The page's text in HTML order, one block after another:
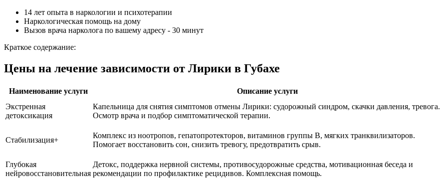
14 лет опыта в наркологии и психотерапии
Наркологическая помощь на дому
Вызов врача нарколога по вашему адресу - 30 минут
Краткое содержание:
Цены на лечение зависимости от Лирики в Губахе
Наименование услуги Описание услуги
Экстренная
детоксикация
Капельница для снятия симптомов отмены Лирики: судорожный синдром, скачки давления, тревога.
Осмотр врача и подбор симптоматической терапии.
Стабилизация+
Комплекс из ноотропов, гепатопротекторов, витаминов группы B, мягких транквилизаторов.
Помогает восстановить сон, снизить тревогу, предотвратить срыв.
Глубокая
нейровосстановительная
Детокс, поддержка нервной системы, противосудорожные средства, мотивационная беседа и
рекомендации по профилактике рецидивов. Комплексная помощь.